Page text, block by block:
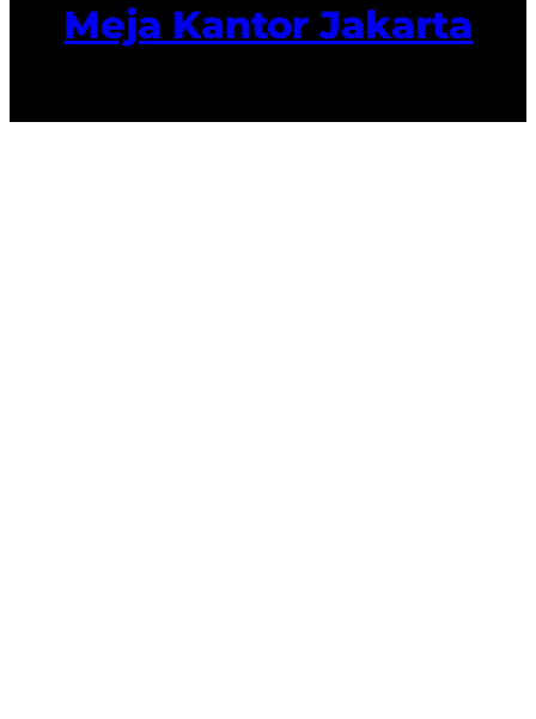
Meja Kantor Jakarta